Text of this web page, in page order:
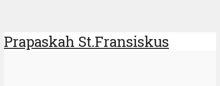
Prapaskah St.Fransiskus